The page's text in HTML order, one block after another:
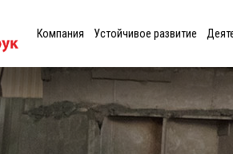
Компания Устойчивое развитие